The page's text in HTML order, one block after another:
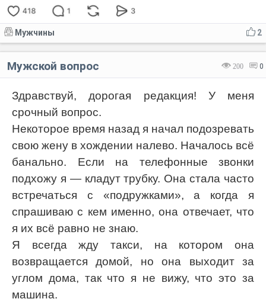
2
Мужчины
200 0
Мужской вопрос
Здравствуй, дорогая редакция! У меня
срочный вопрос.
Некоторое время назад я начал подозревать
свою жену в хождении налево. Началось всё
банально. Если на телефонные звонки
подхожу я — кладут трубку. Она стала часто
встречаться с «подружками», а когда я
спрашиваю с кем именно, она отвечает, что
я их всё равно не знаю.
Я всегда жду такси, на котором она
возвращается домой, но она выходит за
углом дома, так что я не вижу, что это за
машина.